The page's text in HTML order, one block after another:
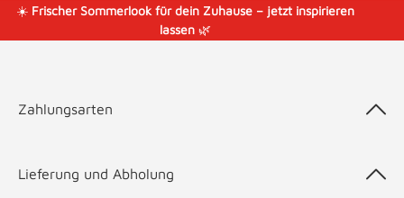
☀️ Frischer Sommerlook für dein Zuhause – jetzt inspirieren
lassen🌿
Zahlungsarten
Lieferung und Abholung